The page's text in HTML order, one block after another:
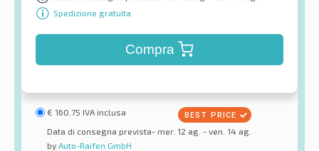
Spedizione gratuita
Compra
€ 160.75 IVA inclusa
Data di consegna prevista- mer. 12 ag. - ven. 14 ag.
by Auto-Raifen GmbH